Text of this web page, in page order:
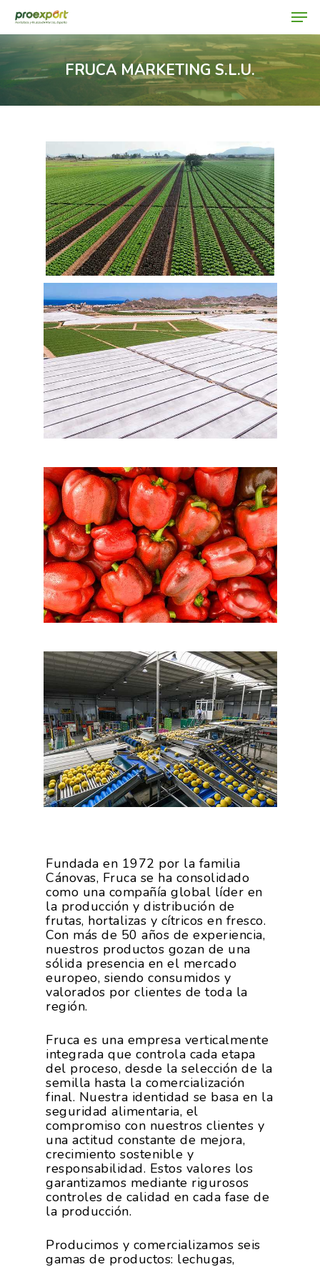
Hit enter to search or ESC to close
FRUCA MARKETING S.L.U.
Fundada en 1972 por la familia
Cánovas, Fruca se ha consolidado
como una compañía global líder en
la producción y distribución de
frutas, hortalizas y cítricos en fresco.
Con más de 50 años de experiencia,
nuestros productos gozan de una
sólida presencia en el mercado
europeo, siendo consumidos y
valorados por clientes de toda la
región.
Fruca es una empresa verticalmente
integrada que controla cada etapa
del proceso, desde la selección de la
semilla hasta la comercialización
final. Nuestra identidad se basa en la
seguridad alimentaria, el
compromiso con nuestros clientes y
una actitud constante de mejora,
crecimiento sostenible y
responsabilidad. Estos valores los
garantizamos mediante rigurosos
controles de calidad en cada fase de
la producción.
Producimos y comercializamos seis
gamas de productos: lechugas,